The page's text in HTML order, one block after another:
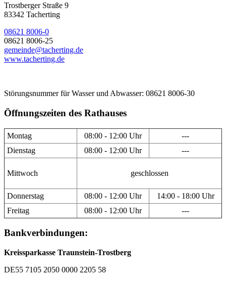
Trostberger Straße 9
83342 Tacherting
08621 8006-0
08621 8006-25
gemeinde@tacherting.de
www.tacherting.de
Störungsnummer für Wasser und Abwasser: 08621 8006-30
Öffnungszeiten des Rathauses
Montag 08:00 - 12:00 Uhr
---
Dienstag
08:00 - 12:00 Uhr ---
Mittwoch geschlossen
Donnerstag 08:00 - 12:00 Uhr
14:00 - 18:00 Uhr
Freitag
08:00 - 12:00 Uhr ---
Bankverbindungen:
Kreissparkasse Traunstein-Trostberg
DE55 7105 2050 0000 2205 58